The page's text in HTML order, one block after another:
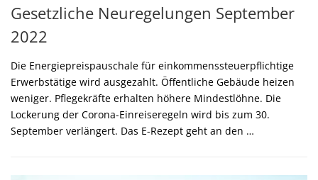
Gesetzliche Neuregelungen September
2022
Die Energiepreispauschale für einkommenssteuerpflichtige
Erwerbstätige wird ausgezahlt. Öffentliche Gebäude heizen
weniger. Pflegekräfte erhalten höhere Mindestlöhne. Die
Lockerung der Corona-Einreiseregeln wird bis zum 30.
September verlängert. Das E-Rezept geht an den …